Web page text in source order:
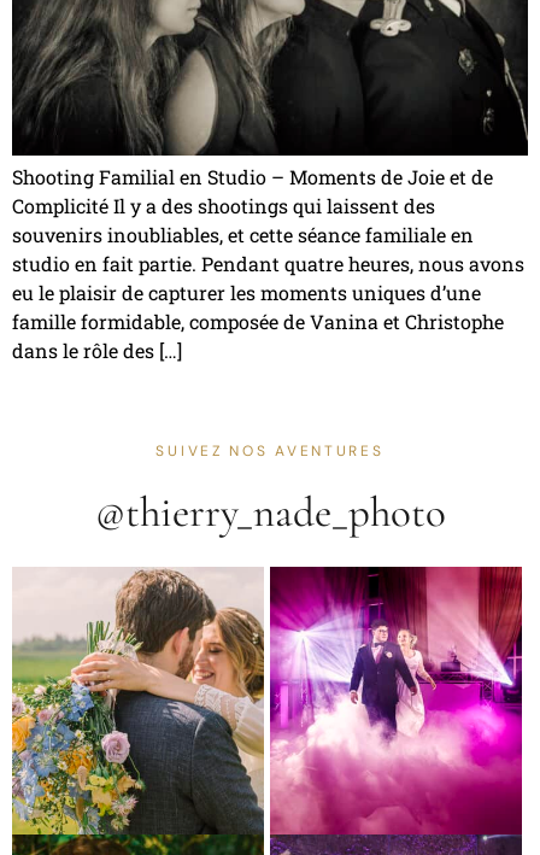
Shooting Familial en Studio – Moments de Joie et de
Complicité Il y a des shootings qui laissent des
souvenirs inoubliables, et cette séance familiale en
studio en fait partie. Pendant quatre heures, nous avons
eu le plaisir de capturer les moments uniques d’une
famille formidable, composée de Vanina et Christophe
dans le rôle des […]
SUIVEZ NOS AVENTURES
@thierry_nade_photo